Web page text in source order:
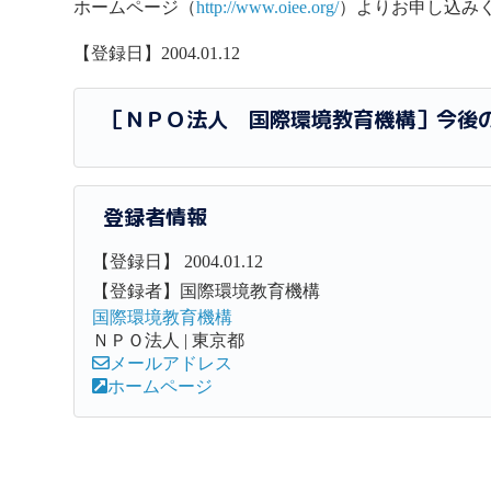
ホームページ（http://www.oiee.org/）よりお申し込み
【登録日】2004.01.12
［ＮＰＯ法人 国際環境教育機構］今後
登録者情報
【登録日】 2004.01.12
【登録者】国際環境教育機構
国際環境教育機構
ＮＰＯ法人 | 東京都
メールアドレス
ホームページ